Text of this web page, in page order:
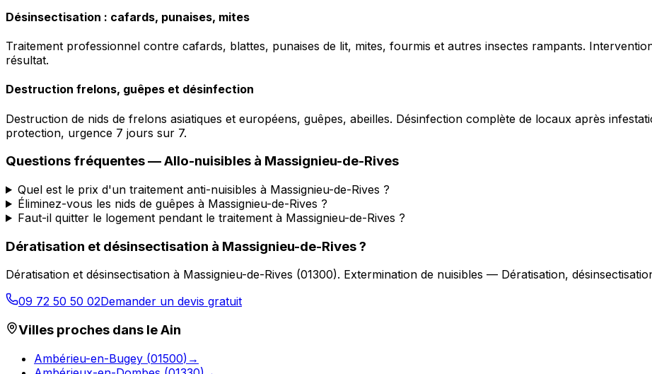
Désinsectisation : cafards, punaises, mites
Traitement professionnel contre cafards, blattes, punaises de lit, mites, fourmis et autres insectes rampants.
résultat.
Destruction frelons, guêpes et désinfection
Destruction de nids de frelons asiatiques et européens, guêpes, abeilles. Désinfection complète de locaux après
protection, urgence 7 jours sur 7.
Questions fréquentes —Allo-nuisibles à Massignieu-de-Rives
Quel est le prix d'un traitement anti-nuisibles à Massignieu-de-Rives ?
Éliminez-vous les nids de guêpes à Massignieu-de-Rives ?
Faut-il quitter le logement pendant le traitement à Massignieu-de-Rives ?
Dératisation et désinsectisation à Massignieu-de-Rives?
Dératisation et désinsectisation à Massignieu-de-Rives (01300). Extermination de nuisibles — Dératisation,
09 72 50 50 02Demander un devis gratuit
Villes proches dans leAin
Ambérieu-en-Bugey (01500) →